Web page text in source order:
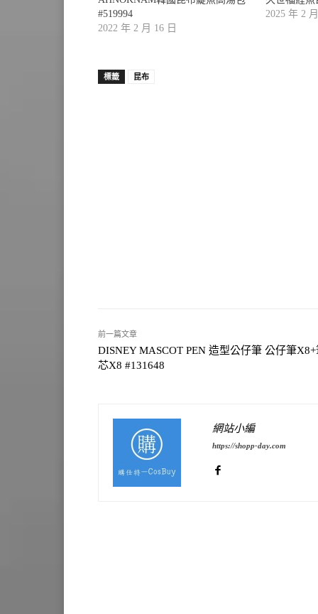
#519994
2022 年 2 月 16 日
2025 年 2
標籤 昆布
前一篇文章
DISNEY MASCOT PEN 造型公仔筆 公仔筆X8+
芯X8 #131648
網站小編
https://shopp-day.com